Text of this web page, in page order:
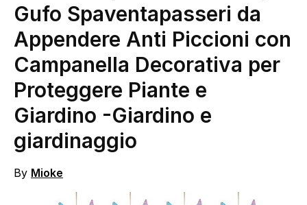
Gufo Spaventapasseri da
Appendere Anti Piccioni con
Campanella Decorativa per
Proteggere Piante e
Giardino -Giardino e
giardinaggio
By Mioke